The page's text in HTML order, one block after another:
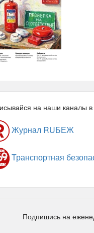
на наши каналы в
Журнал RUБЕЖ
Транспортная
Подпишись на